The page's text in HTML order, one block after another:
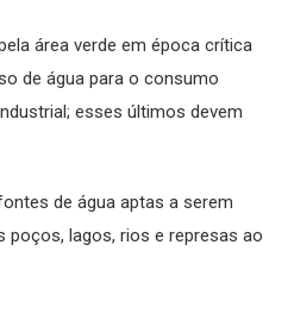
área verde em época crítica
de água para o consumo
esses últimos devem
de água aptas a serem
poços, lagos, rios e represas ao